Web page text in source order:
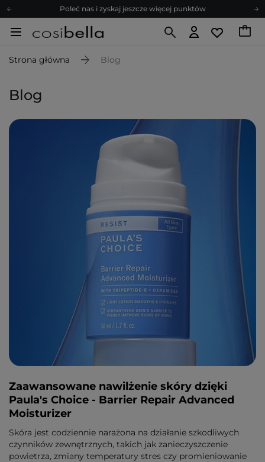
Poleć nas i zyskaj jeszcze więcej punktów
Zapisz się na newsletter pełen porad
Z nami to możliwe! Realizacja zamówienia do 24h.
Strona główna Blog
Blog
Zaawansowane nawilżenie skóry dzięki
Paula's Choice - Barrier Repair Advanced
Moisturizer
Skóra jest codziennie narażona na działanie szkodliwych
czynników zewnętrznych, takich jak zanieczyszczenie
powietrza, zmiany temperatury stres czy promieniowanie